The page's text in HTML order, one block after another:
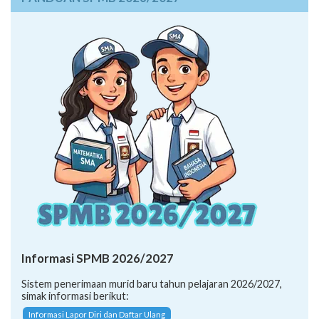
Informasi SPMB 2026/2027
Sistem penerimaan murid baru tahun pelajaran 2026/2027,
simak informasi berikut:
Informasi Lapor Diri dan Daftar Ulang